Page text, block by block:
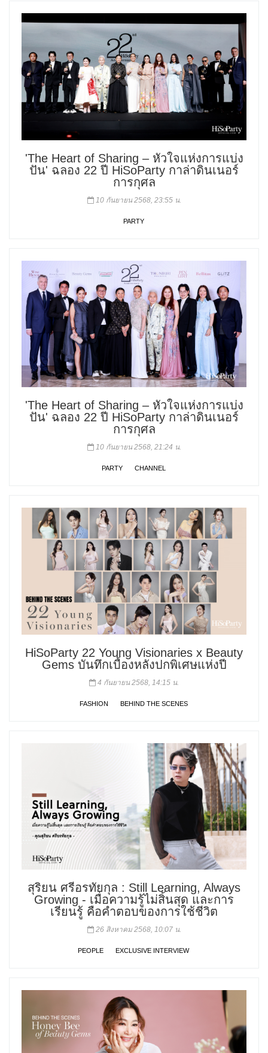
'The Heart of Sharing – หัวใจแห่งการแบ่ง
ปัน' ฉลอง 22 ปี HiSoParty กาล่าดินเนอร์
การกุศล
10 กันยายน 2568, 23:55 น.
PARTY
'The Heart of Sharing – หัวใจแห่งการแบ่ง
ปัน' ฉลอง 22 ปี HiSoParty กาล่าดินเนอร์
การกุศล
10 กันยายน 2568, 21:24 น.
PARTY CHANNEL
HiSoParty 22 Young Visionaries x Beauty
Gems บันทึกเบื้องหลังปกพิเศษแห่งปี
4 กันยายน 2568, 14:15 น.
FASHION BEHIND THE SCENES
สุริยน ศรีอรทัยกุล : Still Learning, Always
Growing - เมื่อความรู้ไม่สิ้นสุด และการ
เรียนรู้ คือคำตอบของการใช้ชีวิต
26 สิงหาคม 2568, 10:07 น.
PEOPLE EXCLUSIVE INTERVIEW